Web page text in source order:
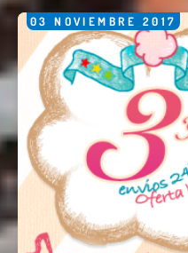
03 NOVIEMBRE 2017